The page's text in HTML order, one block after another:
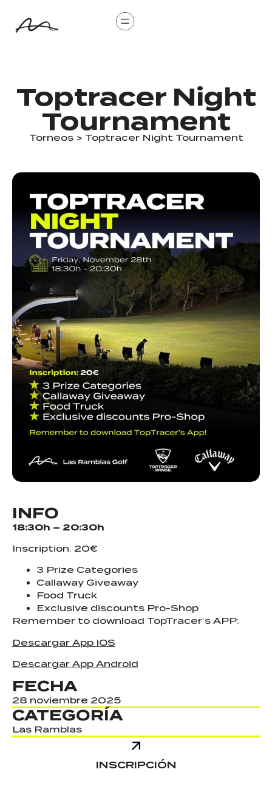
Toptracer Night
Tournament
Torneos> Toptracer Night Tournament
INFO
18:30h – 20:30h
Inscription: 20€
3 Prize Categories
Callaway Giveaway
Food Truck
Exclusive discounts Pro-Shop
Remember to download TopTracer’s APP:
Descargar App IOS
Descargar App Android
FECHA
28 noviembre 2025
CATEGORÍA
Las Ramblas
INSCRIPCIÓN